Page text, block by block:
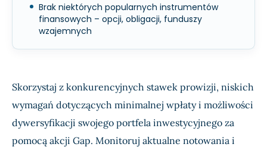
Brak niektórych popularnych instrumentów
finansowych – opcji, obligacji, funduszy
wzajemnych
Skorzystaj z konkurencyjnych stawek prowizji, niskich
wymagań dotyczących minimalnej wpłaty i możliwości
dywersyfikacji swojego portfela inwestycyjnego za
pomocą akcji Gap. Monitoruj aktualne notowania i